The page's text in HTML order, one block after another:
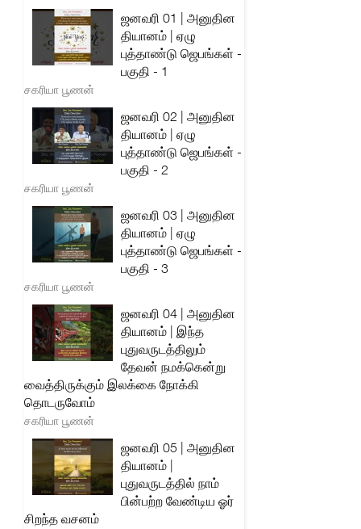
ஜனவரி 01 | அனுதின
தியானம் | ஏழு
புத்தாண்டு ஜெபங்கள் -
பகுதி - 1
சகரியா பூணன்
ஜனவரி 02 | அனுதின
தியானம் | ஏழு
புத்தாண்டு ஜெபங்கள் -
பகுதி - 2
சகரியா பூணன்
ஜனவரி 03 | அனுதின
தியானம் | ஏழு
புத்தாண்டு ஜெபங்கள் -
பகுதி - 3
சகரியா பூணன்
ஜனவரி 04 | அனுதின
தியானம் | இந்த
புதுவருடத்திலும்
தேவன் நமக்கென்று
வைத்திருக்கும் இலக்கை நோக்கி
தொடருவோம்
சகரியா பூணன்
ஜனவரி 05 | அனுதின
தியானம் |
புதுவருடத்தில் நாம்
பின்பற்ற வேண்டிய ஓர்
சிறந்த வசனம்